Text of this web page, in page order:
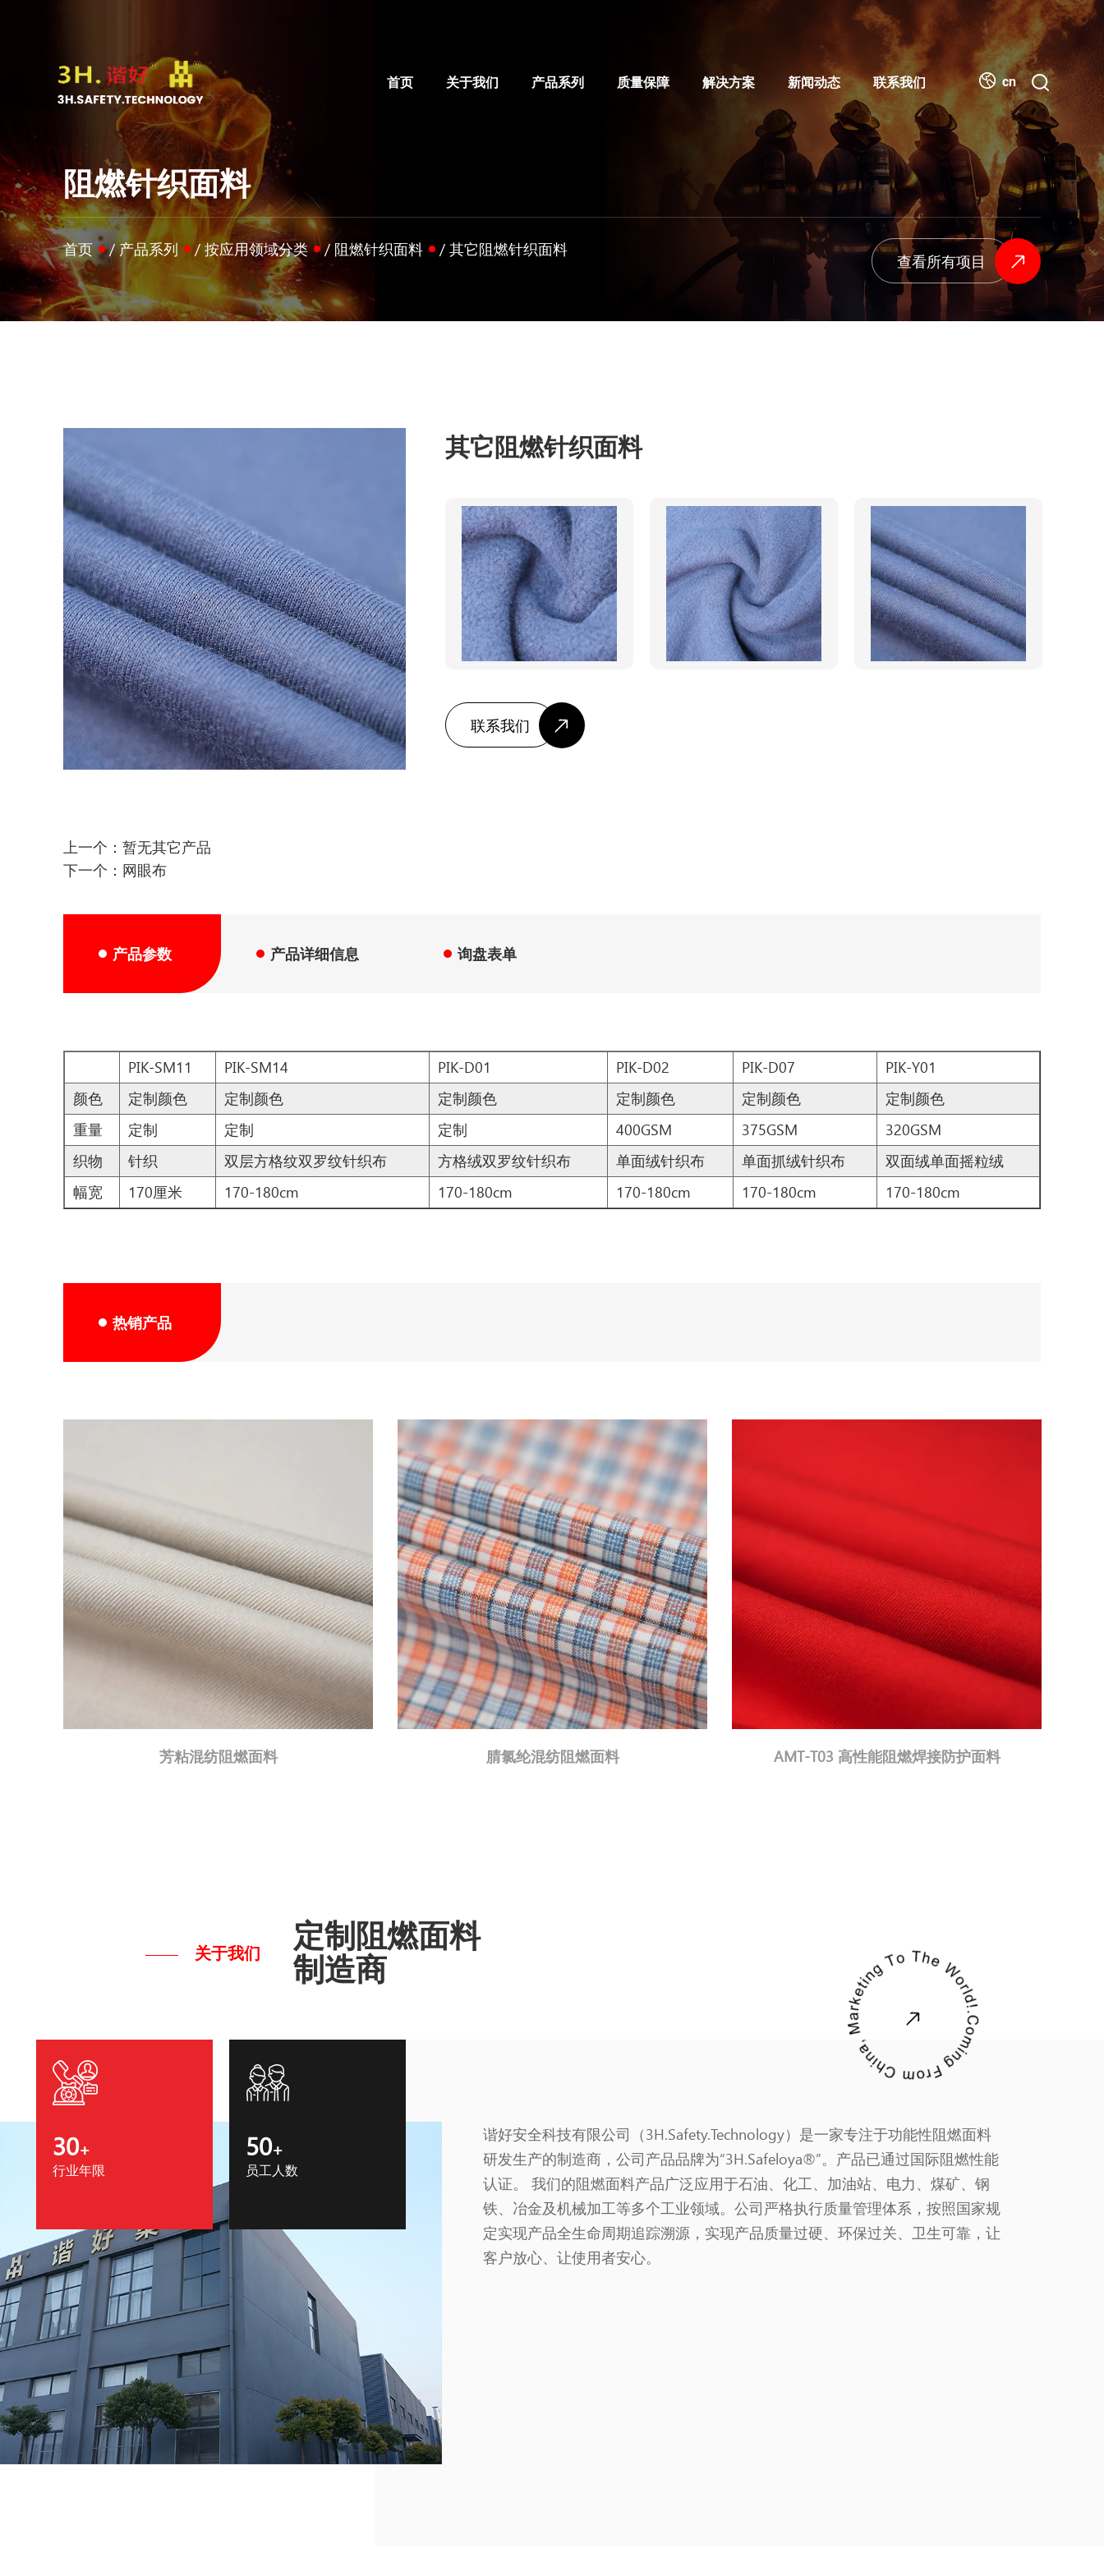
首页 关于我们 产品系列 质量保障 解决方案 新闻动态 联系我们 cn
阻燃针织面料
首页 /产品系列 / 按应用领域分类 /阻燃针织面料 / 其它阻燃针织面料
查看所有项目
其它阻燃针织面料
联系我们
上一个：暂无其它产品
下一个：网眼布
产品参数 产品详细信息 询盘表单
PIK-SM11 PIK-SM14 PIK-D01 PIK-D02 PIK-D07
PIK-Y01
颜色
定制颜色 定制颜色 定制颜色 定制颜色 定制颜色
定制颜色
重量
定制 定制 定制 400GSM 375GSM
320GSM
织物
针织 双层方格纹双罗纹针织布 方格绒双罗纹针织布 单面绒针织布 单面抓绒针织布
双面绒单面摇粒绒
幅宽
170厘米 170-180cm 170-180cm 170-180cm 170-180cm 170-180cm
热销产品
腈氯纶混纺阻燃面料 AMT-T03 高性能阻燃焊接防护面料 AMT-DD1 斜纹阻燃焊接防护面料
关于我们
定制阻燃面料
制造商
30+
行业年限
50+
员工人数
谐好安全科技有限公司（3H.Safety.Technology）是一家专注于功能性阻燃面料
研发生产的制造商，公司产品品牌为“3H.Safeloya®”。产品已通过国际阻燃性能
认证。 我们的阻燃面料产品广泛应用于石油、化工、加油站、电力、煤矿、钢
铁、冶金及机械加工等多个工业领域。公司严格执行质量管理体系，按照国家规
定实现产品全生命周期追踪溯源，实现产品质量过硬、环保过关、卫生可靠，让
客户放心、让使用者安心。